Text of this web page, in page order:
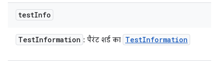
testInfo
TestInformation : पैरंट शर्ड का TestInformation